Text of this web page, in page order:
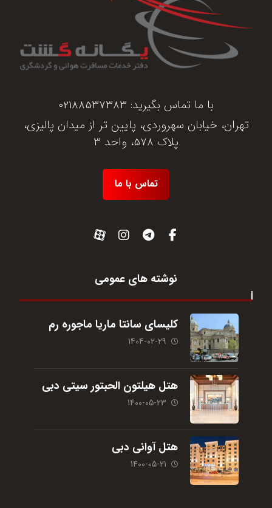
با ما تماس بگیرید: 02188537383
تهران، خیابان سهروردی، پایین تر از میدان پالیزی،
پلاک 578، واحد 3
تماس با ما
نوشته های عمومی
کلیسای سانتا ماریا ماجوره رم
1404-02-29
هتل هیلتون الحبتور سیتی دبی
1400-05-23
هتل آوانی دبی
1400-05-21